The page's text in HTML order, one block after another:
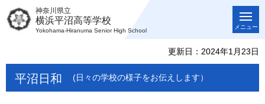
神奈川県立
横浜平沼高等学校
Yokohama-Hiranuma Senior High School
メニュー
更新日：2024年1月23日
平沼日和 (日々の学校の様子をお伝えします）